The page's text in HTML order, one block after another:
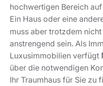
hochwertigen Bereich
Ein Haus oder eine
muss aber trotzdem
anstrengend sein. Als
Luxusimmobilien verfügt
über die notwendigen
Ihr Traumhaus für Sie zu